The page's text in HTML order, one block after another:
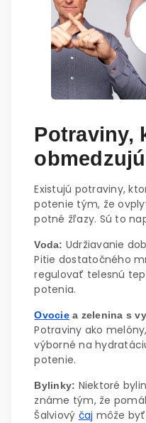
Potraviny,
Existujú potraviny,
potenie tým, že
potné žľazy. Sú to
Voda: Udržiavanie
Pitie dostatočného
regulovať telesnú
potenia.
Ovociea zelenina s
Potraviny ako
výborné na
potenie.
Bylinky: Niektoré
známe tým, že
Šalviový čaj môže